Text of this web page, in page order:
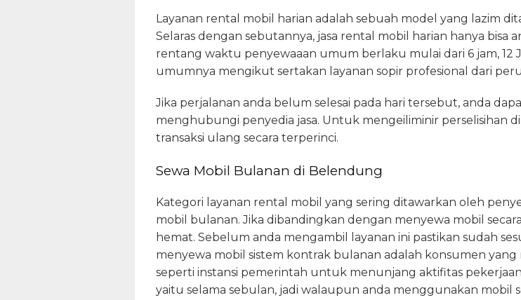
Layanan rental mobil harian adalah sebuah model yang lazim
Selaras dengan sebutannya, jasa rental mobil harian hanya bisa
rentang waktu penyewaaan umum berlaku mulai dari 6 jam, 12
umumnya mengikut sertakan layanan sopir profesional dari
Jika perjalanan anda belum selesai pada hari tersebut, anda
menghubungi penyedia jasa. Untuk mengeiliminir perselisihan
transaksi ulang secara terperinci.
Sewa Mobil Bulanan di Belendung
Kategori layanan rental mobil yang sering ditawarkan oleh
mobil bulanan. Jika dibandingkan dengan menyewa mobil
hemat. Sebelum anda mengambil layanan ini pastikan sudah
menyewa mobil sistem kontrak bulanan adalah konsumen
seperti instansi pemerintah untuk menunjang aktifitas
yaitu selama sebulan, jadi walaupun anda menggunakan